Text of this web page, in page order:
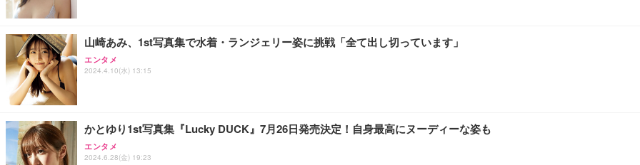
山崎あみ、1st写真集で水着・ランジェリー姿に挑戦「全て出し切っています」
エンタメ
2024.4.10(水) 13:15
かとゆり1st写真集『Lucky DUCK』7月26日発売決定！自身最高にヌーディーな姿も
エンタメ
2024.6.28(金) 19:23